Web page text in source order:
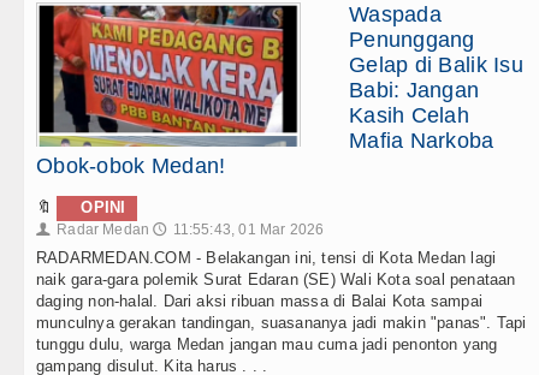
Waspada
Penunggang
Gelap di Balik Isu
Babi: Jangan
Kasih Celah
Mafia Narkoba
Obok-obok Medan!
🔖 OPINI
👤 Radar Medan 🕔 11:55:43, 01 Mar 2026
RADARMEDAN.COM - Belakangan ini, tensi di Kota Medan lagi
naik gara-gara polemik Surat Edaran (SE) Wali Kota soal penataan
daging non-halal. Dari aksi ribuan massa di Balai Kota sampai
munculnya gerakan tandingan, suasananya jadi makin "panas". Tapi
tunggu dulu, warga Medan jangan mau cuma jadi penonton yang
gampang disulut. Kita harus . . .